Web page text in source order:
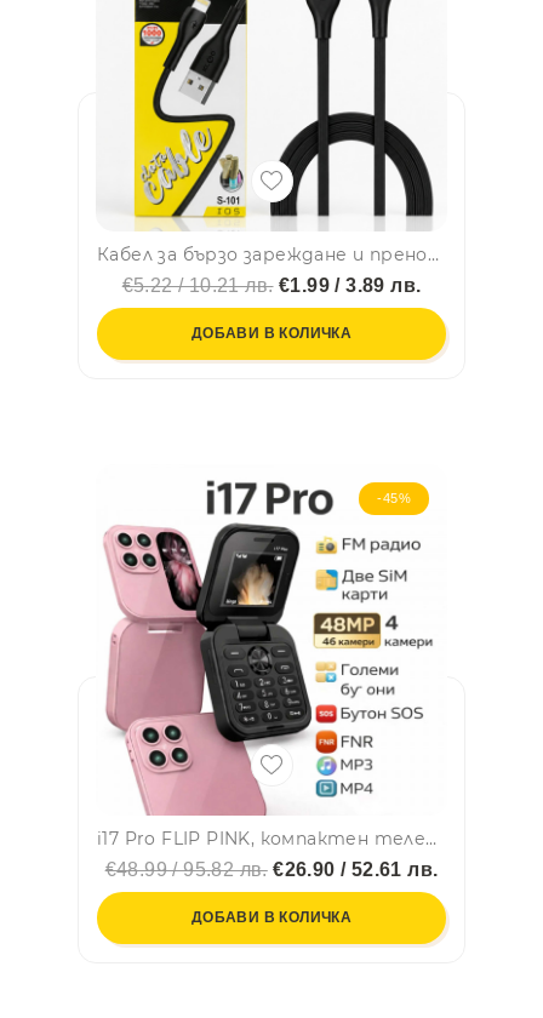
Кабел за бързо зареждане и пренос на данни KLGO S-101 Lightning кабел – 1 м за Iphone, 2.4А
€5.22 / 10.21 лв.€1.99 / 3.89 лв.
ДОБАВИ В КОЛИЧКА
-45%
i17 Pro FLIP PINK, компактен телефон с 4 камери 48MPx, Dual SIM, български език
€48.99 / 95.82 лв.€26.90 / 52.61 лв.
ДОБАВИ В КОЛИЧКА